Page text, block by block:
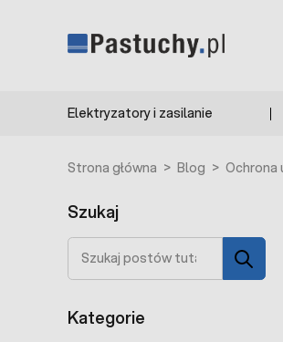
Elektryzatory i zasilanie
Strona główna > Blog > Ochrona
Szukaj
Szukaj
Kategorie